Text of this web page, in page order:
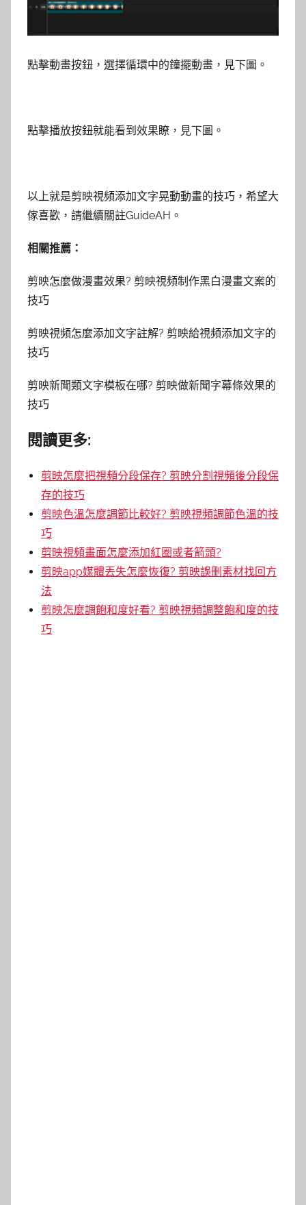
點擊動畫按鈕，選擇循環中的鐘擺動畫，見下圖。
點擊播放按鈕就能看到效果瞭，見下圖。
以上就是剪映視頻添加文字晃動動畫的技巧，希望大
傢喜歡，請繼續關註GuideAH。
相關推薦：
剪映怎麼做漫畫效果? 剪映視頻制作黑白漫畫文案的
技巧
剪映視頻怎麼添加文字註解? 剪映給視頻添加文字的
技巧
剪映新聞類文字模板在哪? 剪映做新聞字幕條效果的
技巧
閱讀更多:
剪映怎麼把視頻分段保存? 剪映分割視頻後分段保
存的技巧
剪映色溫怎麼調節比較好? 剪映視頻調節色溫的技
巧
剪映視頻畫面怎麼添加紅圈或者箭頭?
剪映app媒體丟失怎麼恢復? 剪映誤刪素材找回方
法
剪映怎麼調飽和度好看? 剪映視頻調整飽和度的技
巧